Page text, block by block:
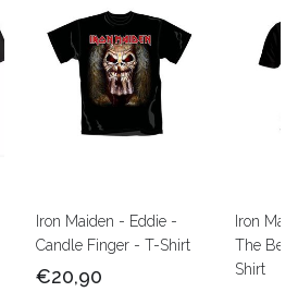
Iron Maiden - Eddie -
Candle Finger - T-Shirt
€20,90
Iron
The
Shirt